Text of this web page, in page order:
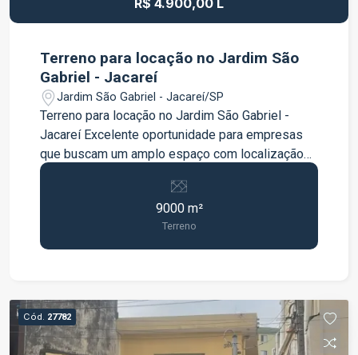
R$ 4.900,00 L
Terreno para locação no Jardim São
Gabriel - Jacareí
Jardim São Gabriel - Jacareí/SP
Terreno para locação no Jardim São Gabriel -
Jacareí Excelente oportunidade para empresas
que buscam um amplo espaço com localização
estratégica e fácil acesso às principais rodovias
9.000 m², totalmente plano, ideal para pátio,
estacionamento de veículos, armazenamento,
logística e diversas atividades comerciais e
bitrens, proporcionando praticidade para
operações de grande porte. Localização
privilegiada, a apenas 50 metros da Rodovia Dom
9000 m²
Terreno
Cód. 27782